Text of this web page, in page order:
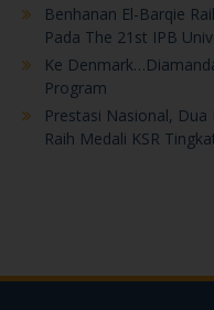
Benhanan El-Barqie
Pada The 21st IPB
Ke
Program
Prestasi Nasional,
Raih Medali KSR